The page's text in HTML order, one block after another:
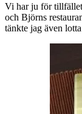
Vi har ju för
och Björns
tänkte jag även